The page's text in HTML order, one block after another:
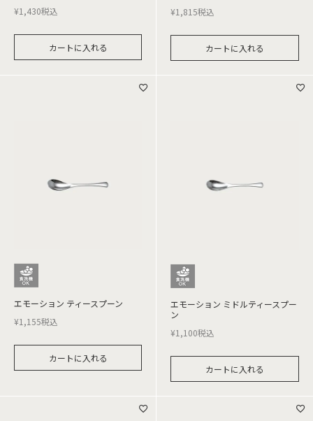
¥1,430税込
カートに入れる
¥1,815税込
カートに入れる
エモーション ティースプーン
¥1,155税込
カートに入れる
エモーション ミドルティースプー
ン
¥1,100税込
カートに入れる